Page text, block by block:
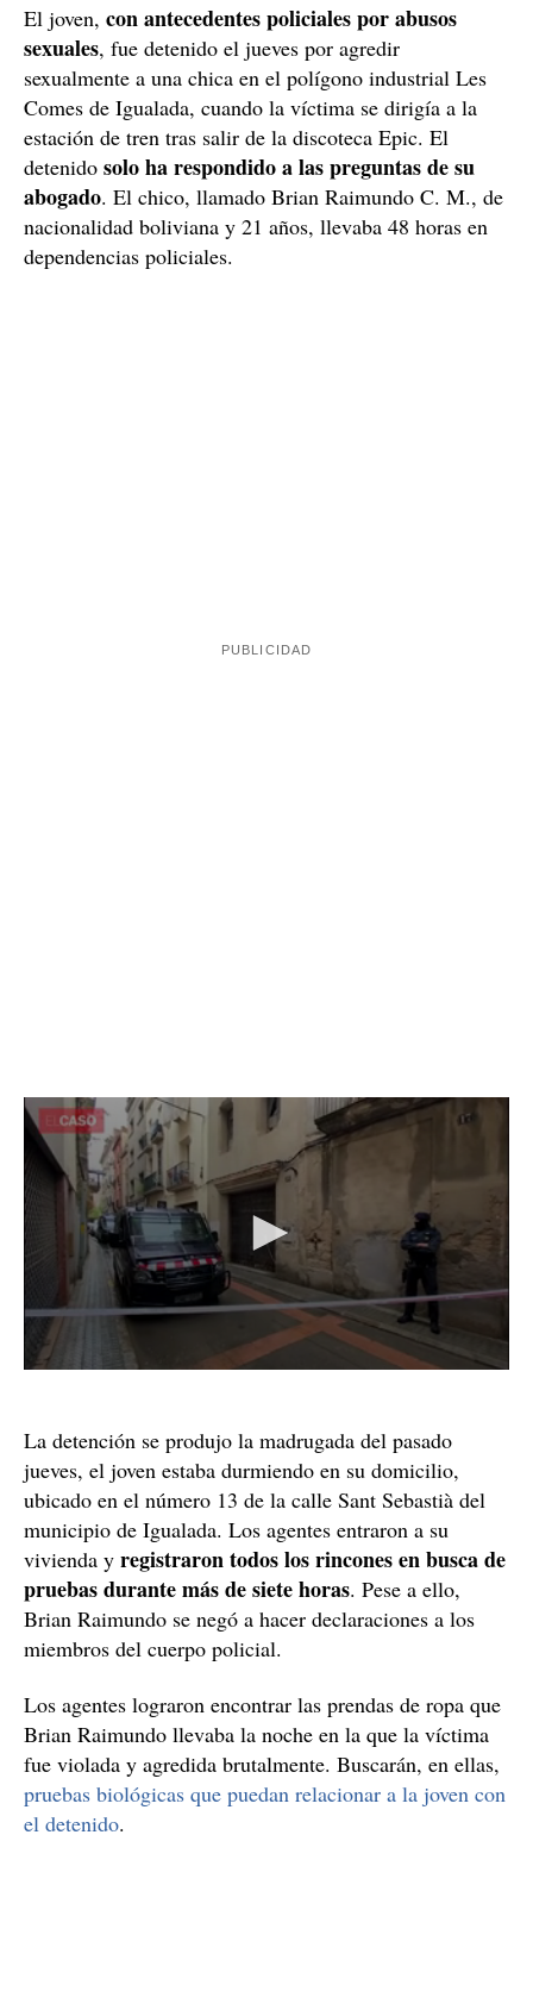
El joven, con antecedentes policiales por abusos
sexuales, fue detenido el jueves por agredir
sexualmente a una chica en el polígono industrial Les
Comes de Igualada, cuando la víctima se dirigía a la
estación de tren tras salir de la discoteca Epic. El
detenido solo ha respondido a las preguntas de su
abogado. El chico, llamado Brian Raimundo C. M., de
nacionalidad boliviana y 21 años, llevaba 48 horas en
dependencias policiales.
La detención se produjo la madrugada del pasado
jueves, el joven estaba durmiendo en su domicilio,
ubicado en el número 13 de la calle Sant Sebastià del
municipio de Igualada. Los agentes entraron a su
vivienda y registraron todos los rincones en busca de
pruebas durante más de siete horas. Pese a ello,
Brian Raimundo se negó a hacer declaraciones a los
miembros del cuerpo policial.